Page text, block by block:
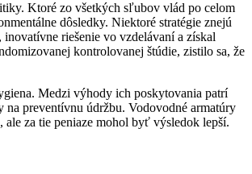
Ktoré zo všetkých sľubov vlád po celom
dôsledky. Niektoré stratégie znejú
riešenie vo vzdelávaní a získal
kontrolovanej štúdie, zistilo sa, že
Medzi výhody ich poskytovania patrí
preventívnu údržbu. Vodovodné armatúry
za tie peniaze mohol byť výsledok lepší.